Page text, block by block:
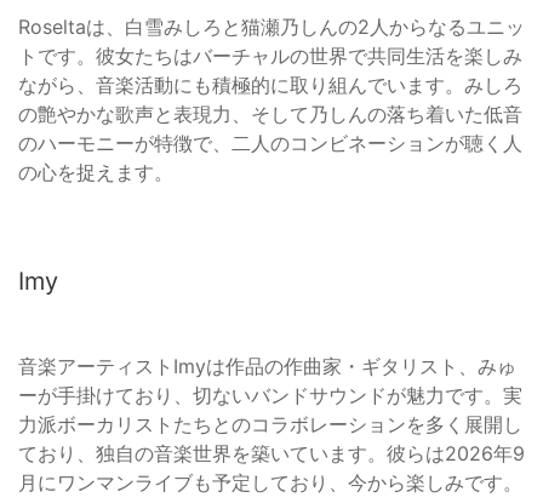
Roseltaは、白雪みしろと猫瀬乃しんの2人からなるユニッ
トです。彼女たちはバーチャルの世界で共同生活を楽しみ
ながら、音楽活動にも積極的に取り組んでいます。みしろ
の艶やかな歌声と表現力、そして乃しんの落ち着いた低音
のハーモニーが特徴で、二人のコンビネーションが聴く人
の心を捉えます。
Imy
音楽アーティストImyは作品の作曲家・ギタリスト、みゅ
ーが手掛けており、切ないバンドサウンドが魅力です。実
力派ボーカリストたちとのコラボレーションを多く展開し
ており、独自の音楽世界を築いています。彼らは2026年9
月にワンマンライブも予定しており、今から楽しみです。